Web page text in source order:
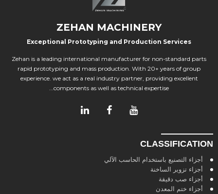
ZEHAN MACHINERY
Exceptional Prototyping and Production Services
Zehan is a leading international manufacturer for non-standard parts
rapid prototyping and mass production. With 20+ years of group
experience. we act as a real industry partner, providing excellent
components as well as technical expertise...
CLASSIFICATION
أجزاء التصنيع باستخدام الحاسب الآلي
أجزاء تزوير الساخنة
أجزاء صب دقيقة
أجزاء ختم المعدن